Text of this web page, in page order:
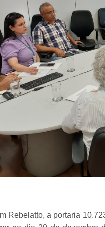
Rebelatto, a portaria